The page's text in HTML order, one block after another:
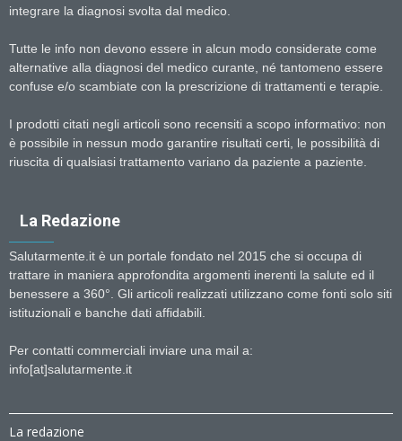
integrare la diagnosi svolta dal medico.
Tutte le info non devono essere in alcun modo considerate come
alternative alla diagnosi del medico curante, né tantomeno essere
confuse e/o scambiate con la prescrizione di trattamenti e terapie.
I prodotti citati negli articoli sono recensiti a scopo informativo: non
è possibile in nessun modo garantire risultati certi, le possibilità di
riuscita di qualsiasi trattamento variano da paziente a paziente.
La Redazione
Salutarmente.it è un portale fondato nel 2015 che si occupa di
trattare in maniera approfondita argomenti inerenti la salute ed il
benessere a 360°. Gli articoli realizzati utilizzano come fonti solo siti
istituzionali e banche dati affidabili.
Per contatti commerciali inviare una mail a:
info[at]salutarmente.it
La redazione